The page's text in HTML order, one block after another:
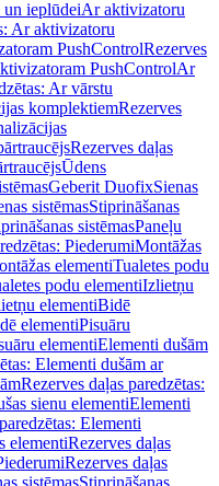
ieplūdeiAr aktivizatoru
Ar aktivizatoru
PushControlRezerves
PushControlAr
Ar vārstu
komplektiemRezerves
Rezerves daļas
Ūdens
Geberit DuofixSienas
sistēmasStiprināšanas
sistēmasPaneļu
PiederumiMontāžas
elementiTualetes podu
podu elementiIzlietņu
elementiBidē
elementiPisuāru
elementiElementi dušām
Elementi dušām ar
Rezerves daļas paredzētas:
sienu elementiElementi
Elementi
elementiRezerves daļas
Rezerves daļas
sistēmasStiprināšanas